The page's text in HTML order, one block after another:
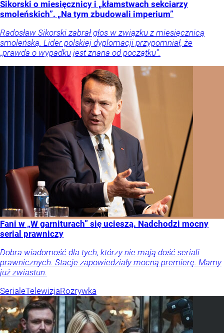
Sikorski o miesięcznicy i „kłamstwach sekciarzy
smoleńskich”. „Na tym zbudowali imperium”
Radosław Sikorski zabrał głos w związku z miesięcznicą
smoleńską. Lider polskiej dyplomacji przypomniał, że
„prawda o wypadku jest znana od początku”.
Fani w „W garniturach” się ucieszą. Nadchodzi mocny
serial prawniczy
Dobra wiadomość dla tych, którzy nie mają dość seriali
prawnicznych. Stacje zapowiedziały mocną premierę. Mamy
już zwiastun.
SerialeTelewizjaRozrywka